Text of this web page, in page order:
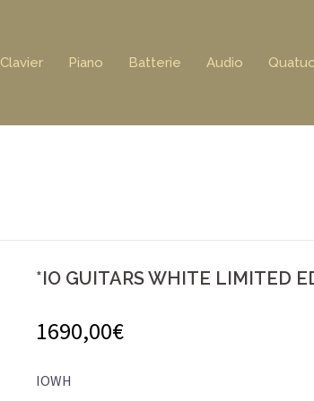
Clavier Piano Batterie Audio
*IO GUITARS WHITE LIMITED
1690,00€
IOWH